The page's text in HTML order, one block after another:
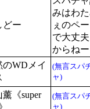
どー
みはわ
ぇのペ
で大丈
からねー
のWDメイ
(無言スパ
ャ)
《super
(無言スパ
ャ)